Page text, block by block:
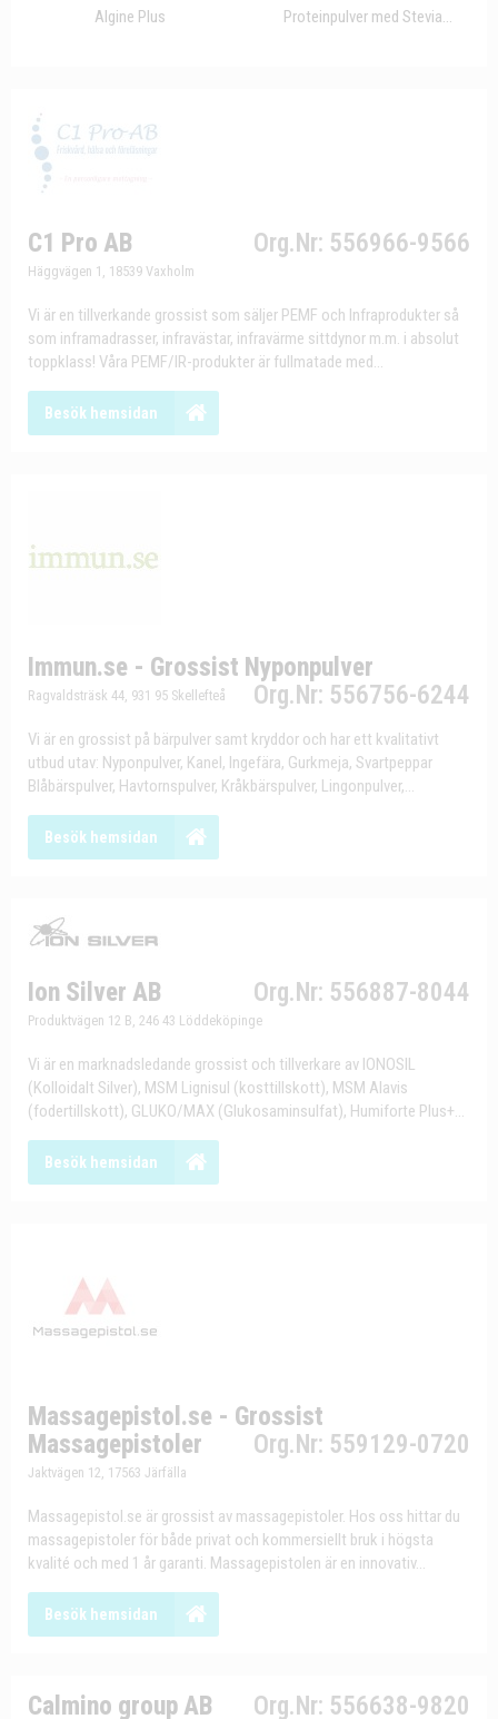
Algine Plus Proteinpulver med Stevia...
C1 Pro AB Org.Nr: 556966-9566
Häggvägen 1, 18539 Vaxholm
Vi är en tillverkande grossist som säljer PEMF och Infraprodukter så
som inframadrasser, infravästar, infravärme sittdynor m.m. i absolut
toppklass! Våra PEMF/IR-produkter är fullmatade med...
Besök hemsidan
Immun.se - Grossist Nyponpulver
Org.Nr: 556756-6244
Ragvaldsträsk 44, 931 95 Skellefteå
Vi är en grossist på bärpulver samt kryddor och har ett kvalitativt
utbud utav: Nyponpulver, Kanel, Ingefära, Gurkmeja, Svartpeppar
Blåbärspulver, Havtornspulver, Kråkbärspulver, Lingonpulver,...
Besök hemsidan
Ion Silver AB Org.Nr: 556887-8044
Produktvägen 12 B, 246 43 Löddeköpinge
Vi är en marknadsledande grossist och tillverkare av IONOSIL
(Kolloidalt Silver), MSM Lignisul (kosttillskott), MSM Alavis
(fodertillskott), GLUKO/MAX (Glukosaminsulfat), Humiforte Plus+...
Besök hemsidan
Massagepistol.se - Grossist
Massagepistoler
Org.Nr: 559129-0720
Jaktvägen 12, 17563 Järfälla
Massagepistol.se är grossist av massagepistoler. Hos oss hittar du
massagepistoler för både privat och kommersiellt bruk i högsta
kvalité och med 1 år garanti. Massagepistolen är en innovativ...
Besök hemsidan
Calmino group AB Org.Nr: 556638-9820